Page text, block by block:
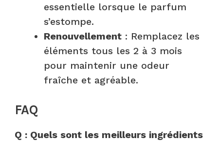
essentielle lorsque le parfum
s’estompe.
Renouvellement : Remplacez les
éléments tous les 2 à 3 mois
pour maintenir une odeur
fraîche et agréable.
FAQ
Q : Quels sont les meilleurs ingrédients